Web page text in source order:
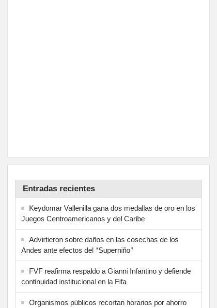
Entradas recientes
Keydomar Vallenilla gana dos medallas de oro en los
Juegos Centroamericanos y del Caribe
Advirtieron sobre daños en las cosechas de los
Andes ante efectos del ‘‘Superniño’’
FVF reafirma respaldo a Gianni Infantino y defiende
continuidad institucional en la Fifa
Organismos públicos recortan horarios por ahorro